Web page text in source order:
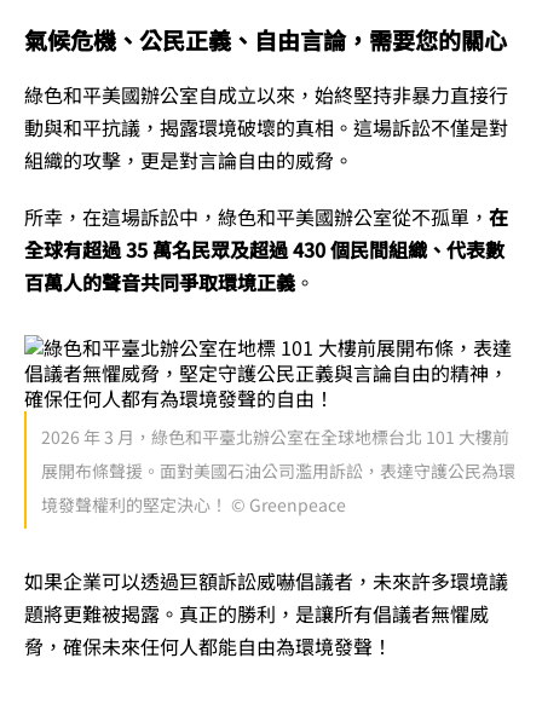
氣候危機、公民正義、自由言論，需要您的關心
綠色和平美國辦公室自成立以來，始終堅持非暴力直接行
動與和平抗議，揭露環境破壞的真相。這場訴訟不僅是對
組織的攻擊，更是對言論自由的威脅。
所幸，在這場訴訟中，綠色和平美國辦公室從不孤單， 在
全球有超過 35 萬名民眾及超過 430 個民間組織、代表數
百萬人的聲音共同爭取環境正義 。
2026 年 3 月，綠色和平臺北辦公室在全球地標台北 101 大樓前
展開布條聲援。面對美國石油公司濫用訴訟，表達守護公民為環
境發聲權利的堅定決心！ © Greenpeace
如果企業可以透過巨額訴訟威嚇倡議者，未來許多環境議
題將更難被揭露。真正的勝利，是讓所有倡議者無懼威
脅，確保未來任何人都能自由為環境發聲！